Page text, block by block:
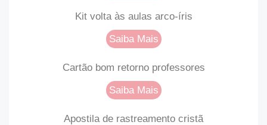
Kit volta às aulas arco-íris
Saiba Mais
Cartão bom retorno professores
Saiba Mais
Apostila de rastreamento cristã